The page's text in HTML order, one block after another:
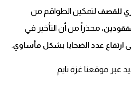
للقصف لتمكين الطواقم من
، محذراً من أن التأخير في
ارتفاع عدد الضحايا بشكل مأساوي.
عبر موقعنا غزة تايم